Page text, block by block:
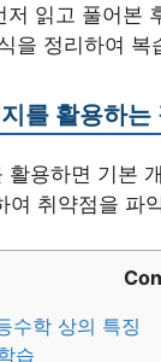
저 읽고 풀어본
을 정리하여 복
를 활용하는
활용하면 기본
여 취약점을 파
수학 상의 특징
습